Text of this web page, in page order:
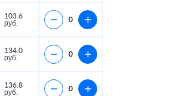
103.6
руб.
134.0
руб.
136.8
руб.